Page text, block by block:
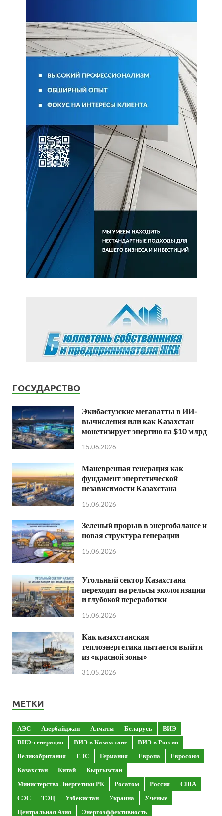
ГОСУДАРСТВО
Экибастузские мегаватты в ИИ-
вычисления или как Казахстан
монетизирует энергию на $10 млрд
15.06.2026
Маневренная генерация как
фундамент энергетической
независимости Казахстана
15.06.2026
Зеленый прорыв в энергобалансе и
новая структура генерации
15.06.2026
Угольный сектор Казахстана
переходит на рельсы экологизации
и глубокой переработки
15.06.2026
Как казахстанская
теплоэнергетика пытается выйти
из «красной зоны»
31.05.2026
МЕТКИ
АЭС Азербайджан Алматы Беларусь
ВИЭ
ВИЭ-генерация
ВИЭ в Казахстане
ВИЭ в России
Великобритания
ГЭС Германия Европа
Евросоюз
Казахстан
Китай
Кыргызстан
Министерство Энергетики РК
Росатом Россия
США
СЭС
ТЭЦ Узбекистан Украина
Ученые
Центральная Азия
Энергоэффективность